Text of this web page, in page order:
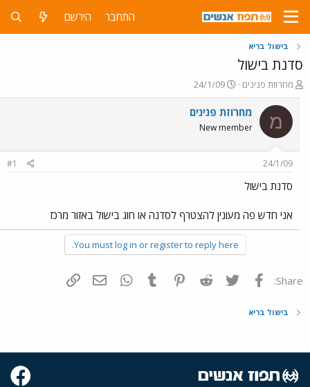
התחבר הירשם
בישול בריא
סדנת בישול
פ
ו
ת
ח
ה
ו
ש
א
מחרוזת פנינים
פ
ו
ר
ם
24/1/09
מ מחרוזת פנינים
New member
24/1/09
#1
סדנת בישול
אני חדש פה מעונין להצטרף לסדנה או חוג בישול באזור מרכז
You must log in or register to reply here.
Share: פייסבוק Twitter
Reddit
Pinterest
Tumblr
WhatsAppדואר אלקטרוני
בישול בריא